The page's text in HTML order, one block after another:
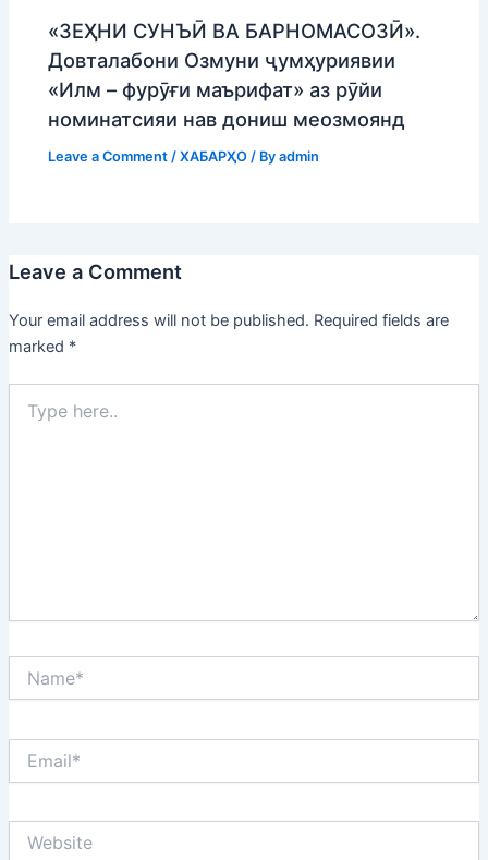
«ЗЕҲНИ СУНЪӢ ВА БАРНОМАСОЗӢ».
Довталабони Озмуни ҷумҳуриявии
«Илм – фурӯғи маърифат» аз рӯйи
номинатсияи нав дониш меозмоянд
Leave a Comment /ХАБАРҲО / Byadmin
Leave a Comment
Your email address will not be published. Required fields are
marked *
here..